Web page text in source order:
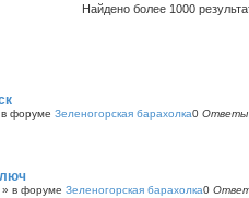
Найдено более 1000
форуме Зеленогорская барахолка0 Ответы
» в форуме Зеленогорская барахолка0